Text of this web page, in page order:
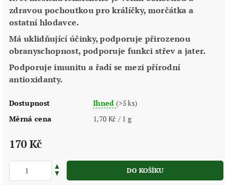
zdravou pochoutkou pro králíčky, morčátka a
ostatní hlodavce.
Má uklidňující účinky, podporuje přirozenou
obranyschopnost, podporuje funkci střev a jater.
Podporuje imunitu a řadí se mezi přírodní
antioxidanty.
Dostupnost Ihned(>5 ks)
Měrná cena
1,70 Kč / 1 g
170 Kč